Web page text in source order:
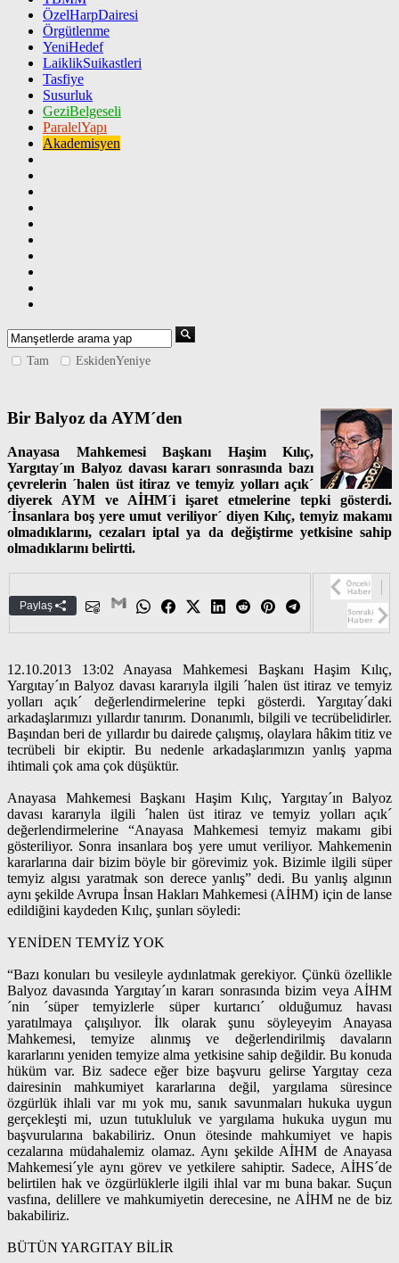
ÖzelHarpDairesi
Örgütlenme
YeniHedef
LaiklikSuikastleri
Tasfiye
Susurluk
GeziBelgeseli
ParalelYapı
Akademisyen
Tam EskidenYeniye
Bir Balyoz da AYM´den
Anayasa Mahkemesi Başkanı Haşim Kılıç,
Yargıtay´ın Balyoz davası kararı sonrasında bazı
çevrelerin ´halen üst itiraz ve temyiz yolları açık´
diyerek AYM ve AİHM´i işaret etmelerine tepki gösterdi.
´İnsanlara boş yere umut veriliyor´ diyen Kılıç, temyiz makamı
olmadıklarını, cezaları iptal ya da değiştirme yetkisine sahip
olmadıklarını belirtti.
Paylaş
12.10.2013 13:02 Anayasa Mahkemesi Başkanı Haşim Kılıç,
Yargıtay´ın Balyoz davası kararıyla ilgili ´halen üst itiraz ve temyiz
yolları açık´ değerlendirmelerine tepki gösterdi. Yargıtay´daki
arkadaşlarımızı yıllardır tanırım. Donanımlı, bilgili ve tecrübelidirler.
Başından beri de yıllardır bu dairede çalışmış, olaylara hâkim titiz ve
tecrübeli bir ekiptir. Bu nedenle arkadaşlarımızın yanlış yapma
ihtimali çok ama çok düşüktür.
Anayasa Mahkemesi Başkanı Haşim Kılıç, Yargıtay´ın Balyoz
davası kararıyla ilgili ´halen üst itiraz ve temyiz yolları açık´
değerlendirmelerine “Anayasa Mahkemesi temyiz makamı gibi
gösteriliyor. Sonra insanlara boş yere umut veriliyor. Mahkemenin
kararlarına dair bizim böyle bir görevimiz yok. Bizimle ilgili süper
temyiz algısı yaratmak son derece yanlış” dedi. Bu yanlış algının
aynı şekilde Avrupa İnsan Hakları Mahkemesi (AİHM) için de lanse
edildiğini kaydeden Kılıç, şunları söyledi:
YENİDEN TEMYİZ YOK
“Bazı konuları bu vesileyle aydınlatmak gerekiyor. Çünkü özellikle
Balyoz davasında Yargıtay´ın kararı sonrasında bizim veya AİHM
´nin ´süper temyizlerle süper kurtarıcı´ olduğumuz havası
yaratılmaya çalışılıyor. İlk olarak şunu söyleyeyim Anayasa
Mahkemesi, temyize alınmış ve değerlendirilmiş davaların
kararlarını yeniden temyize alma yetkisine sahip değildir. Bu konuda
hüküm var. Biz sadece eğer bize başvuru gelirse Yargıtay ceza
dairesinin mahkumiyet kararlarına değil, yargılama süresince
özgürlük ihlali var mı yok mu, sanık savunmaları hukuka uygun
gerçekleşti mi, uzun tutukluluk ve yargılama hukuka uygun mu
başvurularına bakabiliriz. Onun ötesinde mahkumiyet ve hapis
cezalarına müdahalemiz olamaz. Aynı şekilde AİHM de Anayasa
Mahkemesi´yle aynı görev ve yetkilere sahiptir. Sadece, AİHS´de
belirtilen hak ve özgürlüklerle ilgili ihlal var mı buna bakar. Suçun
vasfına, delillere ve mahkumiyetin derecesine, ne AİHM ne de biz
bakabiliriz.
BÜTÜN YARGITAY BİLİR